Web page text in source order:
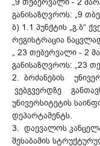
განისაზღვროს: „9
ბ) 1.1 პუნქტის „გ.ბ“
რეგისტრაცია
„ 23 თებერვალი - 2
განისაზღვროს: „23
2. ბრძანების
ვებგვერდზე
უნივერსიტეტის
დეპარტამენტს.
3. დაევალოს
შესაბამის